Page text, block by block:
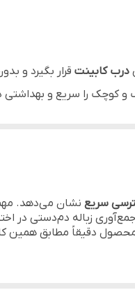
درب کابینت قرار بگیرد و
و کوچک را سریع و
سریع نشان می‌دهد.
زباله دم‌دستی در
دقیقاً مطابق همین